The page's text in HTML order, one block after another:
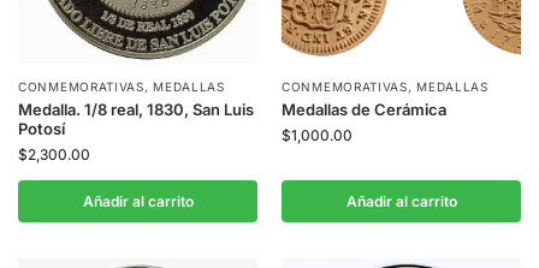
CONMEMORATIVAS,MEDALLAS
Medalla. 1/8 real, 1830, San Luis
Potosí
$2,300.00
Añadir al carrito
CONMEMORATIVAS,MEDALLAS
Medallas de Cerámica
$1,000.00
Añadir al carrito